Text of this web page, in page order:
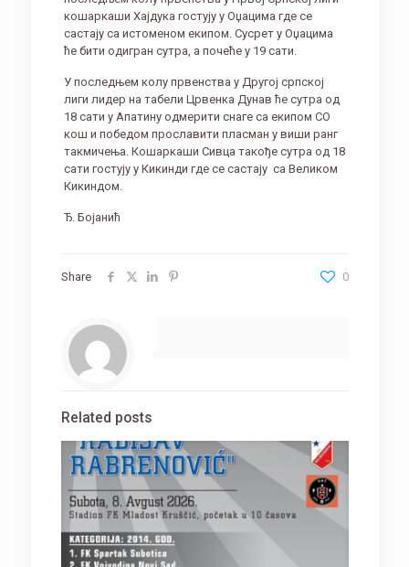
кошаркаши Хајдука гостују у Оџацима где се
састају са истоменом екипом. Сусрет у Оџацима
ће бити одигран сутра, а почеће у 19 сати.
У последњем колу првенства у Другој српској
лиги лидер на табели Црвенка Дунав ће сутра од
18 сати у Апатину одмерити снаге са екипом СО
кош и победом прославити пласман у виши ранг
такмичења. Кошаркаши Сивца такође сутра од 18
сати гостују у Кикинди где се састају са Великом
Кикиндом.
Ђ. Бојанић
Share 0
Related posts